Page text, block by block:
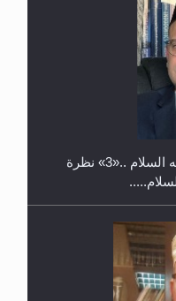
بنيجيريا لعام
رأيٌ في لغة المسيح الموعود عليه السلام ..«3» نظرة